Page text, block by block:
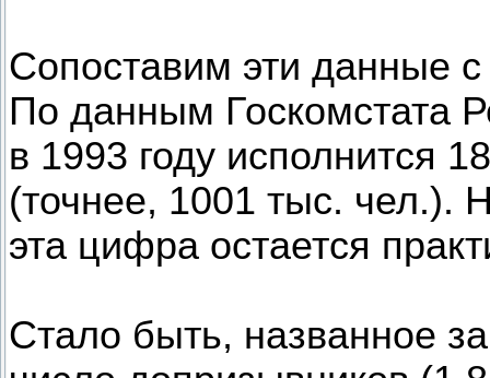
Сопоставим эти данные
По данным Госкомстата
в 1993 году исполнится
(точнее, 1001 тыс. чел.).
эта цифра остается
Стало быть, названное